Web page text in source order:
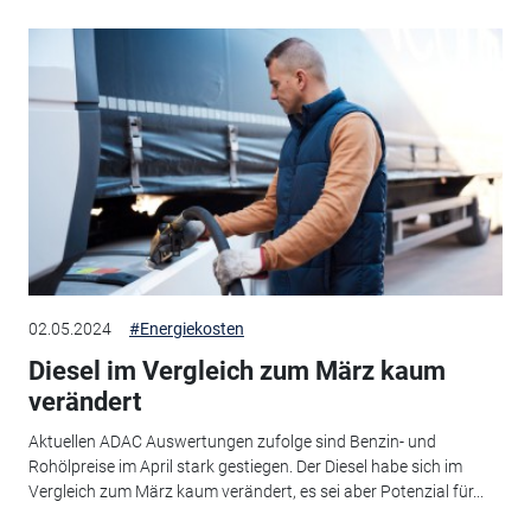
02.05.2024 #Energiekosten
Diesel im Vergleich zum März kaum
verändert
Aktuellen ADAC Auswertungen zufolge sind Benzin- und
Rohölpreise im April stark gestiegen. Der Diesel habe sich im
Vergleich zum März kaum verändert, es sei aber Potenzial für...